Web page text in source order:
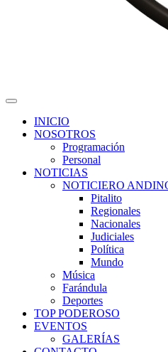
INICIO
NOSOTROS
Programación
Personal
NOTICIAS
NOTICIERO
Pitalito
Regionales
Nacionales
Judiciales
Política
Mundo
Música
Farándula
Deportes
TOP PODEROSO
EVENTOS
GALERÍAS